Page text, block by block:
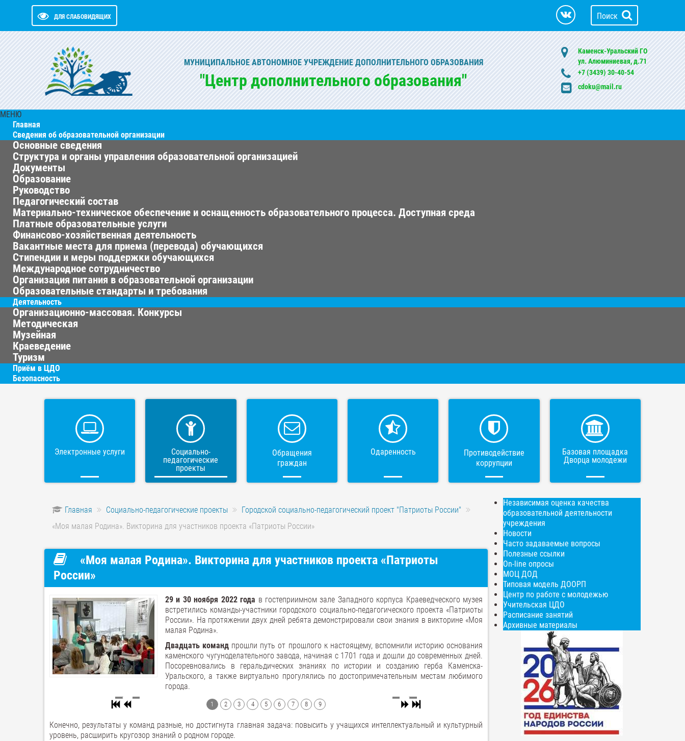
ДЛЯ СЛАБОВИДЯЩИХ Поиск
МУНИЦИПАЛЬНОЕ АВТОНОМНОЕ УЧРЕЖДЕНИЕ ДОПОЛНИТЕЛЬНОГО ОБРАЗОВАНИЯ
"Центр дополнительного образования"
Каменск-Уральский ГО
ул. Алюминиевая, д.71
+7 (3439) 30-40-54
cdoku@mail.ru
МЕНЮ
Главная
Сведения об образовательной организации
Основные сведения
Структура и органы управления образовательной организацией
Документы
Образование
Руководство
Педагогический состав
Материально-техническое обеспечение и оснащенность образовательного процесса. Доступная среда
Платные образовательные услуги
Финансово-хозяйственная деятельность
Вакантные места для приема (перевода) обучающихся
Стипендии и меры поддержки обучающихся
Международное сотрудничество
Организация питания в образовательной организации
Образовательные стандарты и требования
Деятельность
Организационно-массовая. Конкурсы
Методическая
Музейная
Краеведение
Туризм
Приём в ЦДО
Безопасность
Электронные услуги
Социально-
педагогические
проекты
Обращения
граждан
Одаренность
Противодействие
коррупции
Базовая площадка
Дворца молодежи
Главная Социально-педагогические проекты
Городской социально-педагогический проект "Патриоты России"
«Моя малая Родина». Викторина для участников проекта «Патриоты России»
«Моя малая Родина». Викторина для участников проекта «Патриоты
России»
29 и 30 ноября 2022 года в гостеприимном зале Западного корпуса Краеведческого музея
встретились команды-участники городского социально-педагогического проекта «Патриоты
России». На протяжении двух дней ребята демонстрировали свои знания в викторине «Моя
малая Родина».
Двадцать команд прошли путь от прошлого к настоящему, вспомнили историю основания
каменского чугуноделательного завода, начиная с 1701 года и дошли до современных дней.
Посоревновались в геральдических знаниях по истории и созданию герба Каменска-
Уральского, а также виртуально прогулялись по достопримечательным местам любимого
города.
1 2 3 4 5 6 7 8 9
Конечно, результаты у команд разные, но достигнута главная задача: повысить у учащихся интеллектуальный и культурный
уровень, расширить кругозор знаний о родном городе.
Независимая оценка качества
образовательной деятельности
учреждения
Новости
Часто задаваемые вопросы
Полезные ссылки
On-line опросы
МОЦ ДОД
Типовая модель ДООРП
Центр по работе с молодежью
Учительская ЦДО
Расписание занятий
Архивные материалы